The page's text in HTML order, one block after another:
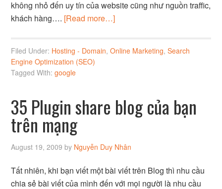
không nhỏ đến uy tín của website cũng như nguồn traffic,
khách hàng…. [Read more…]
Filed Under: Hosting - Domain,Online Marketing,Search
Engine Optimization (SEO)
Tagged With:google
35 Plugin share blog của bạn
trên mạng
August 19, 2009 by Nguyễn Duy Nhân
Tất nhiên, khi bạn viết một bài viết trên Blog thì nhu cầu
chia sẻ bài viết của mình đến với mọi người là nhu cầu